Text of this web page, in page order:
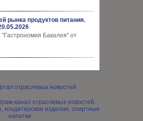
рынка продуктов питания.
Бакалея" от